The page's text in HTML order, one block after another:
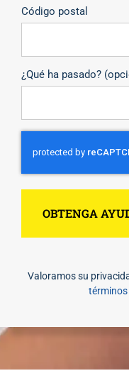
Código postal
¿Qué ha pasado?
Valoramos su
términos